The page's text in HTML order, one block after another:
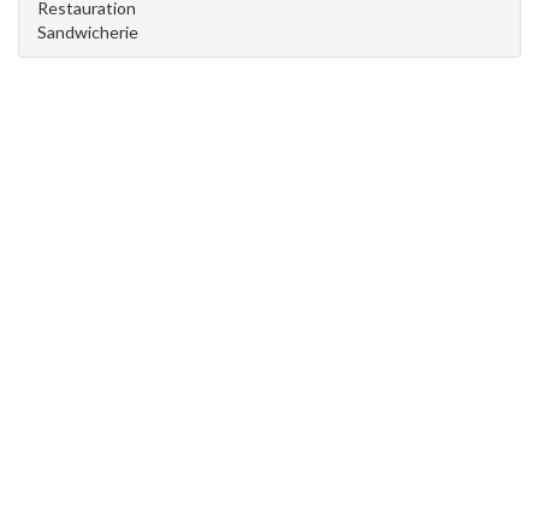
Restauration
Sandwicherie